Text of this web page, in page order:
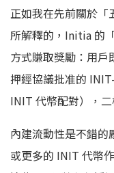
正如我在先前關於「
所解釋的，Initia 的
方式賺取獎勵：用
押經協議批准的
INIT 代幣配對），
內建流動性是不錯的
或更多的 INIT 代幣